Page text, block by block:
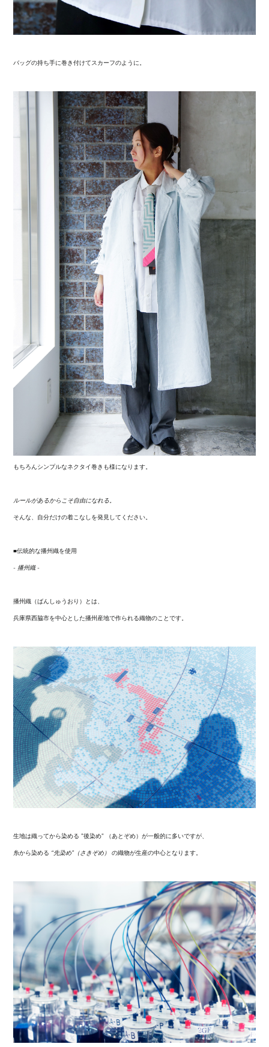
バッグの持ち手に巻き付けてスカーフのように。
もちろんシンプルなネクタイ巻きも様になります。
ルールがあるからこそ自由になれる。
そんな、自分だけの着こなしを発見してください。
■伝統的な播州織を使用
- 播州織 -
播州織（ばんしゅうおり）とは、
兵庫県西脇市を中心とした播州産地で作られる織物のことです。
生地は織ってから染める ”後染め” （あとぞめ）が一般的に多いですが、
糸から染める “先染め”（さきぞめ） の織物が生産の中心となります。